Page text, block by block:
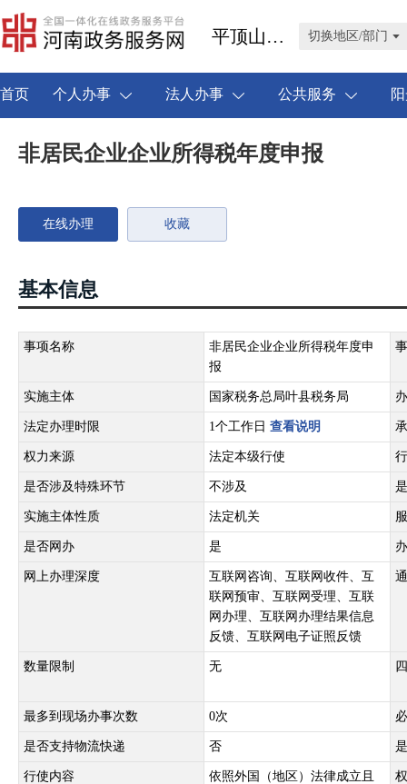
平顶山市叶县 切换地区/部门
首页 个人办事 法人办事 公共服务
非居民企业企业所得税年度申报
在线办理 收藏
基本信息
事项名称
非居民企业企业所得税年度申
报
实施主体 国家税务总局叶县税务局
法定办理时限 1个工作日 查看说明
权力来源 法定本级行使
是否涉及特殊环节 不涉及
实施主体性质 法定机关
是否网办 是
网上办理深度
互联网咨询、互联网收件、互
联网预审、互联网受理、互联
网办理、互联网办理结果信息
反馈、互联网电子证照反馈
数量限制 无
最多到现场办事次数 0次
是否支持物流快递 否
行使内容
依照外国（地区）法律成立且